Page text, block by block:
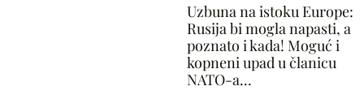
Uzbuna na istoku Europe:
Rusija bi mogla napasti, a
poznato i kada! Moguć i
kopneni upad u članicu
NATO-a...